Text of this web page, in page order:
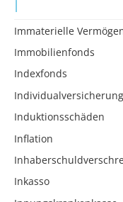
I
Immaterielle
Immobilienfonds
Indexfonds
Individualversicherung
Induktionsschäden
Inflation
Inkasso